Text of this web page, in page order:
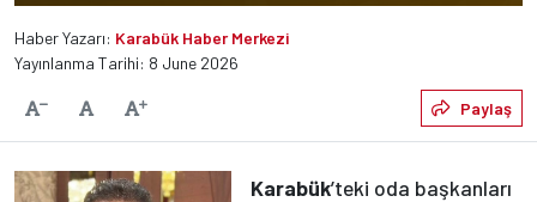
Haber Yazarı: Karabük Haber Merkezi
Yayınlanma Tarihi: 8 June 2026
Yazıyı KüçültVarsayılanYazıyı Büyüt Paylaş
Karabük’teki oda başkanları